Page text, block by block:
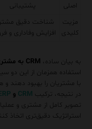
اصلی پشتیبانی
مزیت
کلیدی
شناخت دقیق
افزایش وفاداری و
به بیان ساده، CRM به مشتری نگاه می‌کند و ERP به داخل سازمان
استفاده همزمان از این دو
با مشتریان را بهبود دهند و
در نتیجه، ترکیب CRM و
تصویر کامل از مشتری و
استراتژیک دقیق‌تری اتخاذ